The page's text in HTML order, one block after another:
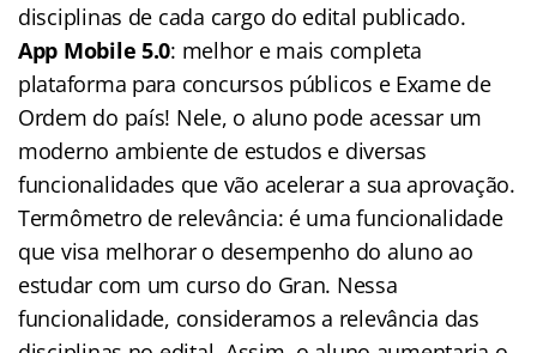
disciplinas de cada cargo do edital publicado.
App Mobile 5.0: melhor e mais completa
plataforma para concursos públicos e Exame de
Ordem do país! Nele, o aluno pode acessar um
moderno ambiente de estudos e diversas
funcionalidades que vão acelerar a sua aprovação.
Termômetro de relevância: é uma funcionalidade
que visa melhorar o desempenho do aluno ao
estudar com um curso do Gran. Nessa
funcionalidade, consideramos a relevância das